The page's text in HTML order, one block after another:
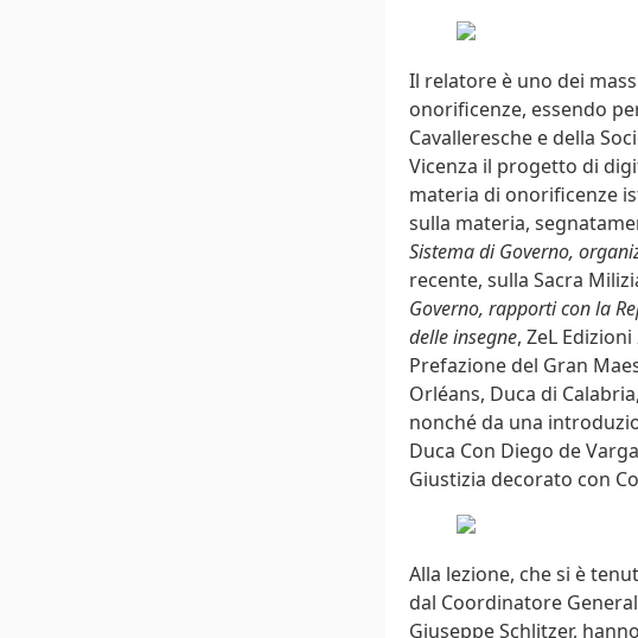
Il relatore è uno dei
onorificenze, essendo
Cavalleresche e della
Vicenza il progetto di
materia di onorificenze
sulla materia,
Sistema di Governo,
recente, sulla Sacra
Governo, rapporti con la
delle insegne, ZeL Edizioni
Prefazione del Gran
Orléans, Duca di
nonché da una
Duca Con Diego de
Giustizia decorato con
Alla lezione, che si è
dal Coordinatore
Giuseppe Schlitzer,